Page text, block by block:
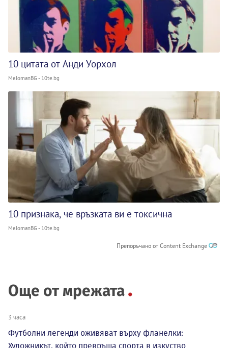
10 цитата от Анди Уорхол
MelomanBG - 10te.bg
10 признака, че връзката ви е токсична
MelomanBG - 10te.bg
Препоръчано от Content Exchange
Още от мрежата
3 часа
Футболни легенди оживяват върху фланелки:
Художникът, който превръща спорта в изкуство